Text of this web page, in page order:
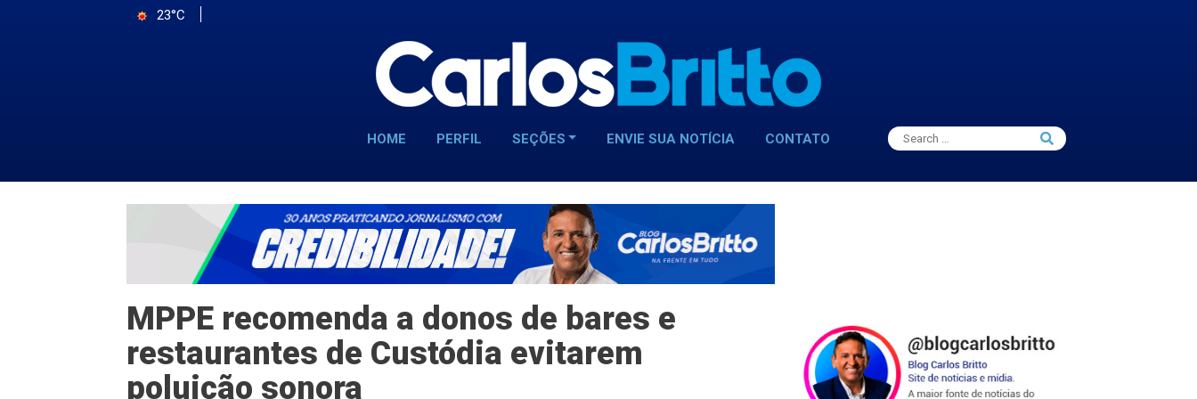
23°C
HOME PERFIL SEÇÕES ENVIE SUA NOTÍCIA CONTATO
Search
for:
Search
MPPE recomenda a donos de bares e
restaurantes de Custódia evitarem
poluição sonora